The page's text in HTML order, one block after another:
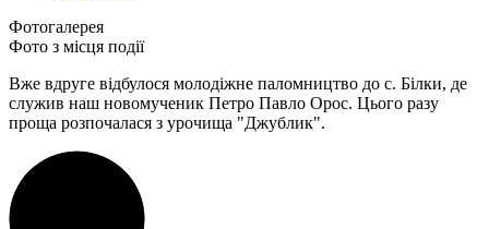
Фотогалерея
Фото з місця події
Вже вдруге відбулося молодіжне паломництво до с. Білки, де
служив наш новомученик Петро Павло Орос. Цього разу
проща розпочалася з урочища "Джублик".